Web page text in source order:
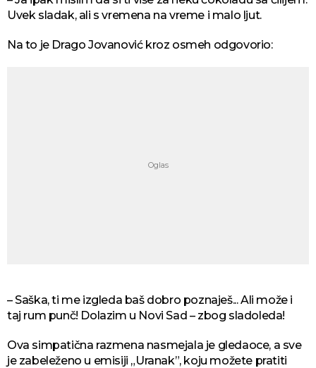
Uvek sladak, ali s vremena na vreme i malo ljut.
Na to je Drago Jovanović kroz osmeh odgovorio:
– Saška, ti me izgleda baš dobro poznaješ... Ali može i
taj rum punč! Dolazim u Novi Sad – zbog sladoleda!
Ova simpatična razmena nasmejala je gledaoce, a sve
je zabeleženo u emisiji „Uranak”, koju možete pratiti